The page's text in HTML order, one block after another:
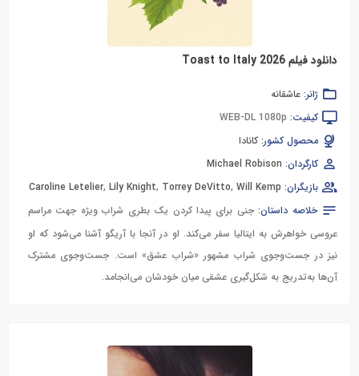
دانلود فیلم Toast to Italy 2026
ژانر: عاشقانه
کیفیت: WEB-DL 1080p
محصول کشور: کانادا
کارگردان: Michael Robison
بازیگران:
Caroline Letelier, Lily Knight, Torrey DeVitto, Will Kemp
خلاصه داستان:جنی برای پیدا کردن یک بطری شراب ویژه جهت مراسم
عروسی خواهرش به ایتالیا سفر می‌کند. او در آنجا با آریگو آشنا می‌شود که او
نیز در جست‌وجوی شراب مشهور «شراب عشق» است. جست‌وجوی مشترک
آن‌ها به‌تدریج به شکل‌گیری عشقی میان خودشان می‌انجامد.